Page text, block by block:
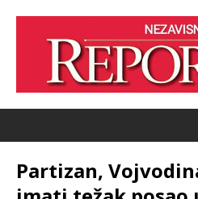
Partizan,